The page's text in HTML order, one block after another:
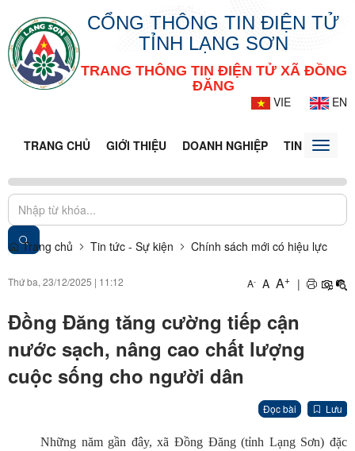
CỔNG THÔNG TIN ĐIỆN TỬ
TỈNH LẠNG SƠN
TRANG THÔNG TIN ĐIỆN TỬ XÃ ĐỒNG
ĐĂNG
VIE
EN
TRANG CHỦ GIỚI THIỆU DOANH NGHIỆP TIN TỨC -
Toggle
Trang chủ Tin tức - Sự kiện Chính sách mới có hiệu lực
Thứ ba, 23/12/2025 | 11:12 A- A A+ |
Đồng Đăng tăng cường tiếp cận
nước sạch, nâng cao chất lượng
cuộc sống cho người dân
Đọc bài Lưu
Những năm gần đây, xã Đồng Đăng (tỉnh Lạng Sơn) đặc